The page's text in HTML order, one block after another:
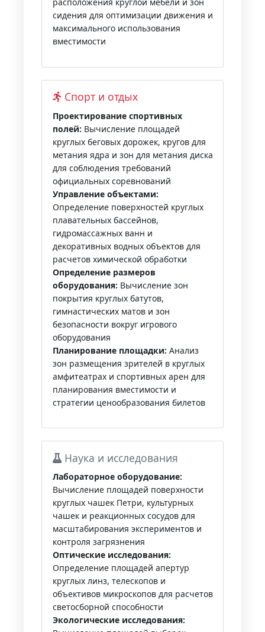
сидения для оптимизации движения и
максимального использования
вместимости
Спорт и отдых
Проектирование спортивных
полей: Вычисление площадей
круглых беговых дорожек, кругов для
метания ядра и зон для метания диска
для соблюдения требований
официальных соревнований
Управление объектами:
Определение поверхностей круглых
плавательных бассейнов,
гидромассажных ванн и
декоративных водных объектов для
расчетов химической обработки
Определение размеров
оборудования: Вычисление зон
покрытия круглых батутов,
гимнастических матов и зон
безопасности вокруг игрового
оборудования
Планирование площадки: Анализ
зон размещения зрителей в круглых
амфитеатрах и спортивных арен для
планирования вместимости и
стратегии ценообразования билетов
Наука и исследования
Лабораторное оборудование:
Вычисление площадей поверхности
круглых чашек Петри, культурных
чашек и реакционных сосудов для
масштабирования экспериментов и
контроля загрязнения
Оптические исследования:
Определение площадей апертур
круглых линз, телескопов и
объективов микроскопов для расчетов
светосборной способности
Экологические исследования: